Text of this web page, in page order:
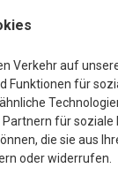
Verkehr auf
Funktionen für
für
die sie aus
oder widerrufen.